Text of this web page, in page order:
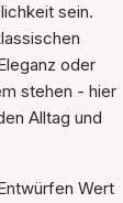
sein.
oder
stehen - hier
Alltag und
Wert